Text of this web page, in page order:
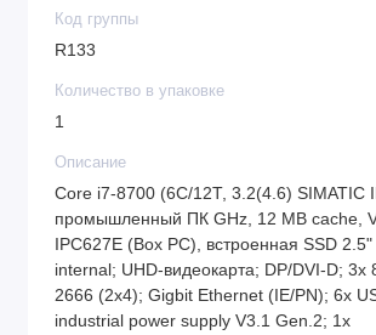
Код группы
R133
Количество в упаковке
1
Описание
Core i7-8700 (6C/12T, 3.2(4.6) SIMATIC
промышленный ПК GHz, 12 MB cache,
IPC627E (Box PC), встроенная SSD
internal; UHD-видеокарта; DP/DVI-D; 3x
2666 (2x4); Gigbit Ethernet (IE/PN); 6x
industrial power supply V3.1 Gen.2; 1x